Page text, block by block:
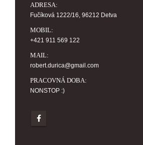
ADRESA:
Fučíková 1222/16, 96212 Detva
MOBIL:
+421 911 569 122
MAIL:
robert.durica@gmail.com
PRACOVNÁ DOBA:
NONSTOP :)